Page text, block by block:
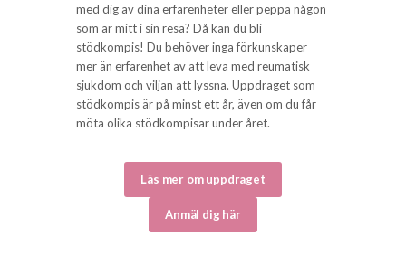
med dig av dina erfarenheter eller peppa någon
som är mitt i sin resa? Då kan du bli
stödkompis! Du behöver inga förkunskaper
mer än erfarenhet av att leva med reumatisk
sjukdom och viljan att lyssna. Uppdraget som
stödkompis är på minst ett år, även om du får
möta olika stödkompisar under året.
Läs mer om uppdraget
Anmäl dig här